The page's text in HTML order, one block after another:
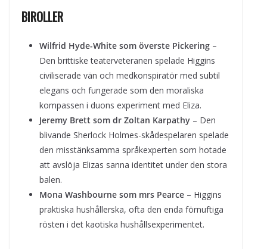
BIROLLER
Wilfrid Hyde-White som överste Pickering –
Den brittiske teaterveteranen spelade Higgins
civiliserade vän och medkonspiratör med subtil
elegans och fungerade som den moraliska
kompassen i duons experiment med Eliza.
Jeremy Brett som dr Zoltan Karpathy – Den
blivande Sherlock Holmes-skådespelaren spelade
den misstänksamma språkexperten som hotade
att avslöja Elizas sanna identitet under den stora
balen.
Mona Washbourne som mrs Pearce – Higgins
praktiska hushållerska, ofta den enda förnuftiga
rösten i det kaotiska hushållsexperimentet.